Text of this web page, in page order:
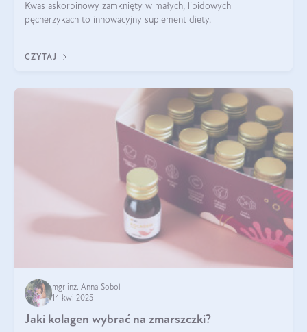
Kwas askorbinowy zamknięty w małych, lipidowych
pęcherzykach to innowacyjny suplement diety.
CZYTAJ
mgr inż. Anna Sobol
14 kwi 2025
Jaki kolagen wybrać na zmarszczki?